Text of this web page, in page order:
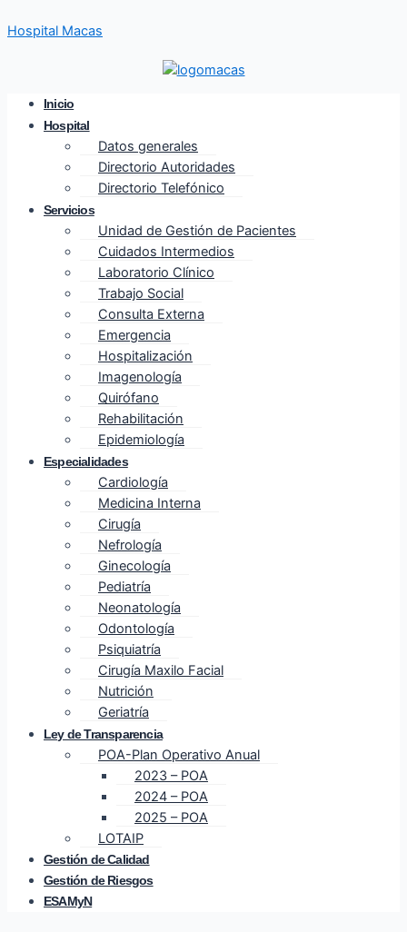
al
Hospital Macas
Inicio
Hospital
Datos generales
Directorio Autoridades
Directorio Telefónico
Servicios
Unidad de Gestión de Pacientes
Cuidados Intermedios
Laboratorio Clínico
Trabajo Social
Consulta Externa
Emergencia
Hospitalización
Imagenología
Quirófano
Rehabilitación
Epidemiología
Especialidades
Cardiología
Medicina Interna
Cirugía
Nefrología
Ginecología
Pediatría
Neonatología
Odontología
Psiquiatría
Cirugía Maxilo Facial
Nutrición
Geriatría
Ley de Transparencia
POA-Plan Operativo Anual
2023 – POA
2024 – POA
2025 – POA
LOTAIP
Gestión de Calidad
Gestión de Riesgos
ESAMyN